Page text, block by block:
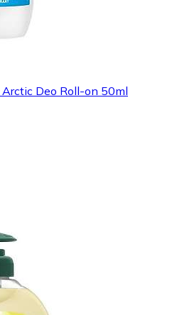
Deo Roll-on 50ml